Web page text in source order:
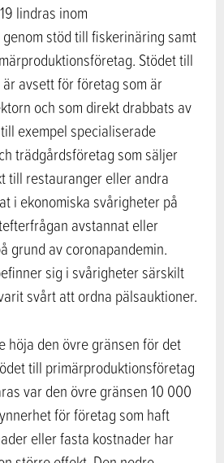
lindras inom
stöd till fiskerinäring samt
Stödet till
avsett för företag som är
och som direkt drabbats av
exempel specialiserade
trädgårdsföretag som säljer
till restauranger eller andra
i ekonomiska svårigheter på
avstannat eller
grund av coronapandemin.
sig i svårigheter särskilt
svårt att ordna pälsauktioner.
höja den övre gränsen för det
till primärproduktionsföretag
var den övre gränsen 10 000
för företag som haft
eller fasta kostnader har